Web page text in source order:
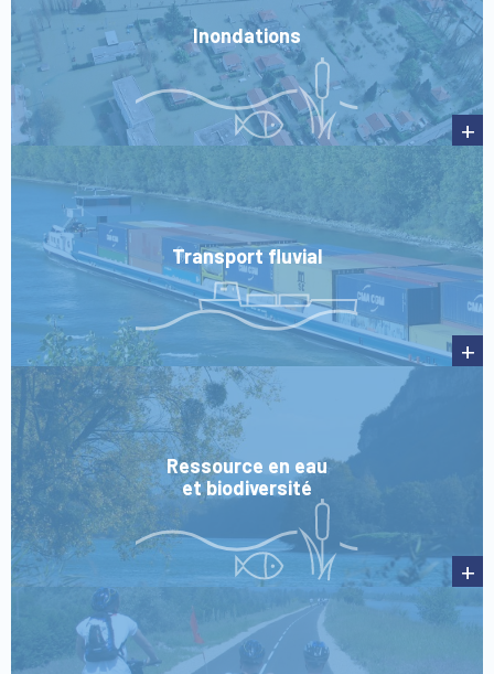
Inondations
+
Transport fluvial
+
Ressource en eau
et biodiversité
+